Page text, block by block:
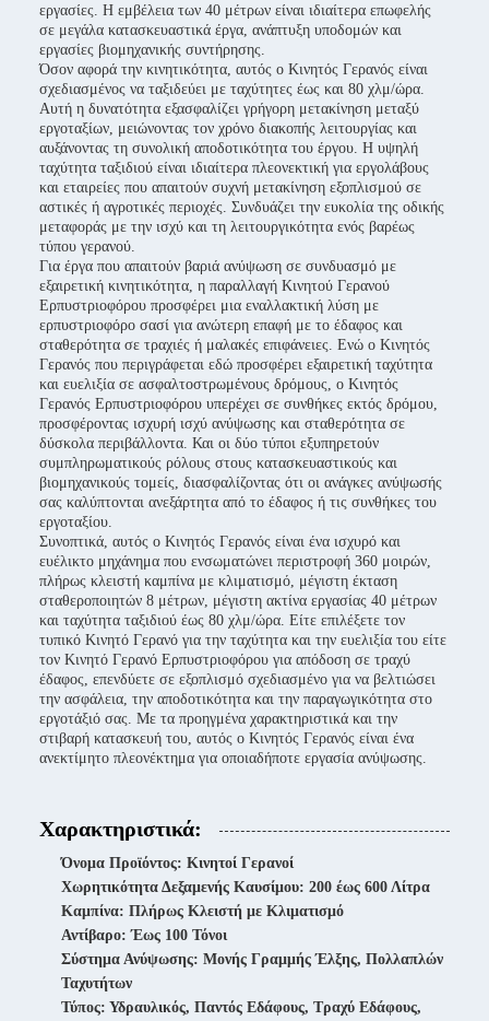
εργασίες. Η εμβέλεια των 40 μέτρων είναι ιδιαίτερα επωφελής
σε μεγάλα κατασκευαστικά έργα, ανάπτυξη υποδομών και
εργασίες βιομηχανικής συντήρησης.
Όσον αφορά την κινητικότητα, αυτός ο Κινητός Γερανός είναι
σχεδιασμένος να ταξιδεύει με ταχύτητες έως και 80 χλμ/ώρα.
Αυτή η δυνατότητα εξασφαλίζει γρήγορη μετακίνηση μεταξύ
εργοταξίων, μειώνοντας τον χρόνο διακοπής λειτουργίας και
αυξάνοντας τη συνολική αποδοτικότητα του έργου. Η υψηλή
ταχύτητα ταξιδιού είναι ιδιαίτερα πλεονεκτική για εργολάβους
και εταιρείες που απαιτούν συχνή μετακίνηση εξοπλισμού σε
αστικές ή αγροτικές περιοχές. Συνδυάζει την ευκολία της οδικής
μεταφοράς με την ισχύ και τη λειτουργικότητα ενός βαρέως
τύπου γερανού.
Για έργα που απαιτούν βαριά ανύψωση σε συνδυασμό με
εξαιρετική κινητικότητα, η παραλλαγή Κινητού Γερανού
Ερπυστριοφόρου προσφέρει μια εναλλακτική λύση με
ερπυστριοφόρο σασί για ανώτερη επαφή με το έδαφος και
σταθερότητα σε τραχιές ή μαλακές επιφάνειες. Ενώ ο Κινητός
Γερανός που περιγράφεται εδώ προσφέρει εξαιρετική ταχύτητα
και ευελιξία σε ασφαλτοστρωμένους δρόμους, ο Κινητός
Γερανός Ερπυστριοφόρου υπερέχει σε συνθήκες εκτός δρόμου,
προσφέροντας ισχυρή ισχύ ανύψωσης και σταθερότητα σε
δύσκολα περιβάλλοντα. Και οι δύο τύποι εξυπηρετούν
συμπληρωματικούς ρόλους στους κατασκευαστικούς και
βιομηχανικούς τομείς, διασφαλίζοντας ότι οι ανάγκες ανύψωσής
σας καλύπτονται ανεξάρτητα από το έδαφος ή τις συνθήκες του
εργοταξίου.
Συνοπτικά, αυτός ο Κινητός Γερανός είναι ένα ισχυρό και
ευέλικτο μηχάνημα που ενσωματώνει περιστροφή 360 μοιρών,
πλήρως κλειστή καμπίνα με κλιματισμό, μέγιστη έκταση
σταθεροποιητών 8 μέτρων, μέγιστη ακτίνα εργασίας 40 μέτρων
και ταχύτητα ταξιδιού έως 80 χλμ/ώρα. Είτε επιλέξετε τον
τυπικό Κινητό Γερανό για την ταχύτητα και την ευελιξία του είτε
τον Κινητό Γερανό Ερπυστριοφόρου για απόδοση σε τραχύ
έδαφος, επενδύετε σε εξοπλισμό σχεδιασμένο για να βελτιώσει
την ασφάλεια, την αποδοτικότητα και την παραγωγικότητα στο
εργοτάξιό σας. Με τα προηγμένα χαρακτηριστικά και την
στιβαρή κατασκευή του, αυτός ο Κινητός Γερανός είναι ένα
ανεκτίμητο πλεονέκτημα για οποιαδήποτε εργασία ανύψωσης.
Χαρακτηριστικά:
Όνομα Προϊόντος: Κινητοί Γερανοί
Χωρητικότητα Δεξαμενής Καυσίμου: 200 έως 600 Λίτρα
Καμπίνα: Πλήρως Κλειστή με Κλιματισμό
Αντίβαρο: Έως 100 Τόνοι
Σύστημα Ανύψωσης: Μονής Γραμμής Έλξης, Πολλαπλών
Ταχυτήτων
Τύπος: Υδραυλικός, Παντός Εδάφους, Τραχύ Εδάφους,